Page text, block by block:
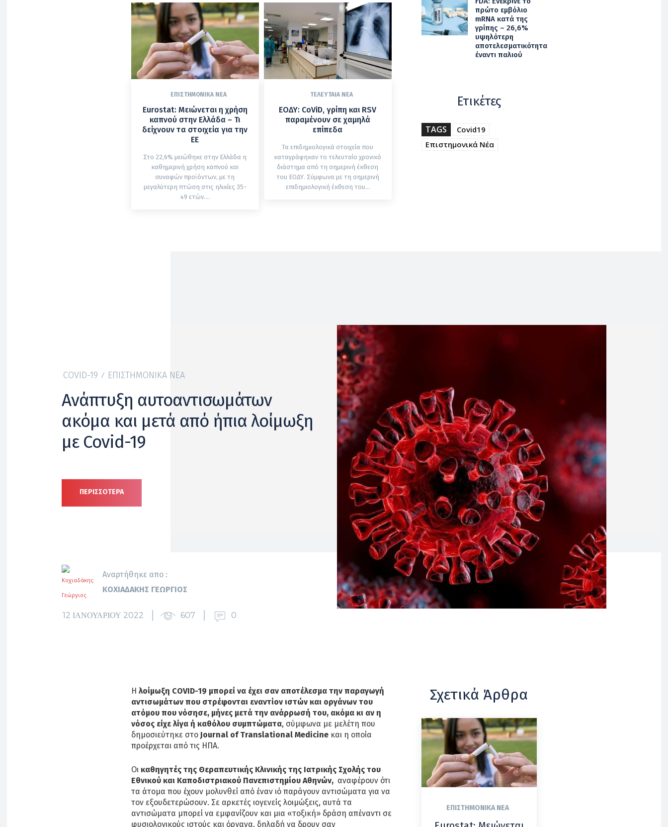
ΕΠΙΣΤΗΜΟΝΙΚΆ ΝΈΑ
Eurostat: Μειώνεται η χρήση
καπνού στην Ελλάδα – Τι
δείχνουν τα στοιχεία για την
ΕΕ
Στο 22,6% μειώθηκε στην Ελλάδα η
καθημερινή χρήση καπνού και
συναφών προϊόντων, με τη
μεγαλύτερη πτώση στις ηλικίες 35-
49 ετών....
ΤΕΛΕΥΤΑΊΑ ΝΈΑ
ΕΟΔΥ: CoViD, γρίπη και RSV
παραμένουν σε χαμηλά
επίπεδα
Τα επιδημιολογικά στοιχεία που
καταγράφηκαν το τελευταίο χρονικό
διάστημα από τη σημερινή έκθεση
του ΕΟΔΥ. Σύμφωνα με τη σημερινή
επιδημιολογική έκθεση του...
πρώτο εμβόλιο
mRNA κατά της
γρίπης – 26,6%
υψηλότερη
αποτελεσματικότητα
έναντι παλιού
Ετικέτες
TAGS
Covid19
Επιστημονικά Νέα